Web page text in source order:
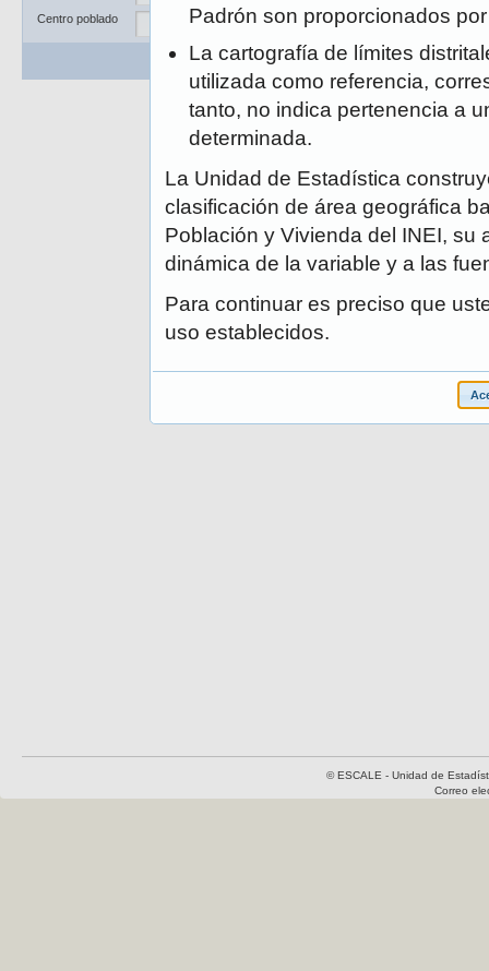
Centro poblado
Buscar Limpiar
© ESCALE - Unidad de
Correo
Padrón son proporcionados
La cartografía de límites
utilizada como referencia,
tanto, no indica pertenencia a
determinada.
La Unidad de Estadística
clasificación de área geográfica
Población y Vivienda del INEI, su
dinámica de la variable y a las
Para continuar es preciso que
uso establecidos.